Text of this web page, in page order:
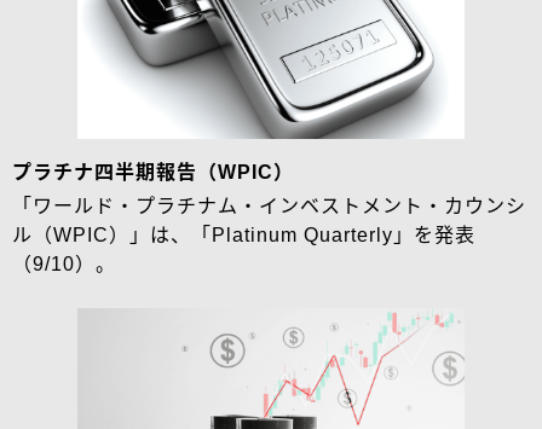
プラチナ四半期報告（WPIC）
「ワールド・プラチナム・インベストメント・カウンシ
ル（WPIC）」は、「Platinum Quarterly」を発表
（9/10）。